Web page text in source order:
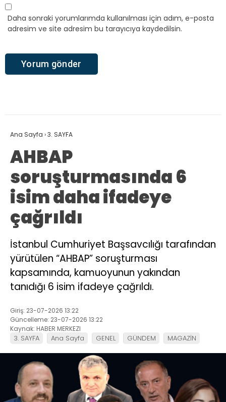
Daha sonraki yorumlarımda kullanılması için adım, e-posta
adresim ve site adresim bu tarayıcıya kaydedilsin.
Ana Sayfa ›3. SAYFA
AHBAP
soruşturmasında 6
isim daha ifadeye
çağrıldı
İstanbul Cumhuriyet Başsavcılığı tarafından
yürütülen “AHBAP” soruşturması
kapsamında, kamuoyunun yakından
tanıdığı 6 isim ifadeye çağrıldı.
Giriş: 23-07-2026 13:22
Güncelleme: 23-07-2026 13:22
Kaynak: HABER MERKEZI
3. SAYFA Ana Sayfa GENEL GÜNDEM MAGAZİN